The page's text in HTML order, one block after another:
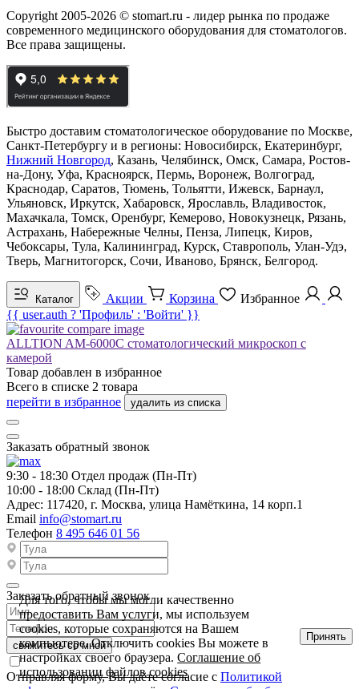
Copyright 2005-2026 © stomart.ru - лидер рынка по продаже
современного медицинского оборудования для стоматологов.
Все права защищены.
Быстро доставим стоматологическое оборудование по Москве,
Санкт-Петербургу и в регионы: Новосибирск, Екатеринбург,
Нижний Новгород, Казань, Челябинск, Омск, Самара, Ростов-
на-Дону, Уфа, Красноярск, Пермь, Воронеж, Волгоград,
Краснодар, Саратов, Тюмень, Тольятти, Ижевск, Барнаул,
Ульяновск, Иркутск, Хабаровск, Ярославль, Владивосток,
Махачкала, Томск, Оренбург, Кемерово, Новокузнецк, Рязань,
Астрахань, Набережные Челны, Пенза, Липецк, Киров,
Чебоксары, Тула, Калининград, Курск, Ставрополь, Улан-Удэ,
Тверь, Магнитогорск, Сочи, Иваново, Брянск, Белгород.
Каталог Акции Корзина
Избранное
{{ user.auth ? 'Профиль' : 'Войти' }}
ALLTION AM-6000C стоматологический микроскоп с
камерой
Товар добавлен в избранное
Всего в списке 2 товара
перейти в избранное
удалить из списка
Заказать обратный звонок
9:30 - 18:30 Отдел продаж (Пн-Пт)
10:00 - 18:00 Склад (Пн-Пт)
Адрес: 117420, г. Москва, улица Намёткина, 14 корп.1
Email info@stomart.ru
Телефон 8 495 646 01 56
Заказать обратный звонок
свяжитесь со мной
Отправляя форму, Вы даёте согласие с Политикой
Для того, чтобы мы могли качественно
предоставить Вам услуги, мы используем
cookies, которые сохраняются на Вашем
компьютере. Отключить cookies Вы можете в
настройках своего браузера.Соглашение об
использовании файлов cookies
Принять